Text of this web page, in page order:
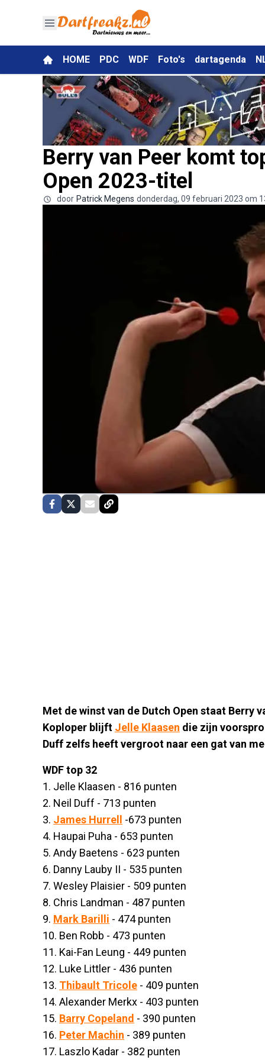
HOME PDC WDF Foto's dartagenda
Berry van Peer komt
Open 2023-titel
door Patrick Megens donderdag, 09 februari 2023 om
Met de winst van de Dutch Open staat Berry
Koploper blijft Jelle Klaasen die zijn
Duff zelfs heeft vergroot naar een gat van
WDF top 32
1. Jelle Klaasen - 816 punten
2. Neil Duff - 713 punten
3. James Hurrell -673 punten
4. Haupai Puha - 653 punten
5. Andy Baetens - 623 punten
6. Danny Lauby II - 535 punten
7. Wesley Plaisier - 509 punten
8. Chris Landman - 487 punten
9. Mark Barilli - 474 punten
10. Ben Robb - 473 punten
11. Kai-Fan Leung - 449 punten
12. Luke Littler - 436 punten
13. Thibault Tricole - 409 punten
14. Alexander Merkx - 403 punten
15. Barry Copeland - 390 punten
16. Peter Machin - 389 punten
17. Laszlo Kadar - 382 punten